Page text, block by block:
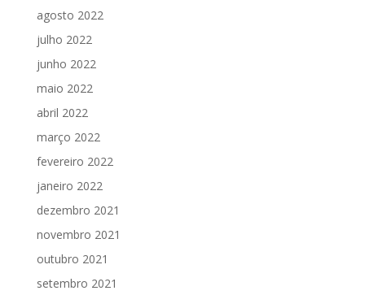
agosto 2022
julho 2022
junho 2022
maio 2022
abril 2022
março 2022
fevereiro 2022
janeiro 2022
dezembro 2021
novembro 2021
outubro 2021
setembro 2021